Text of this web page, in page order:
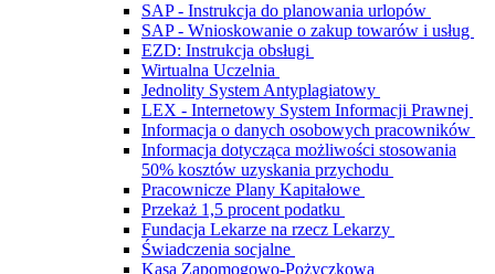
SAP - Instrukcja do planowania urlopów
SAP - Wnioskowanie o zakup towarów i usług
EZD: Instrukcja obsługi
Wirtualna Uczelnia
Jednolity System Antyplagiatowy
LEX - Internetowy System Informacji Prawnej
Informacja o danych osobowych pracowników
Informacja dotycząca możliwości stosowania
50% kosztów uzyskania przychodu
Pracownicze Plany Kapitałowe
Przekaż 1,5 procent podatku
Fundacja Lekarze na rzecz Lekarzy
Świadczenia socjalne
Kasa Zapomogowo-Pożyczkowa